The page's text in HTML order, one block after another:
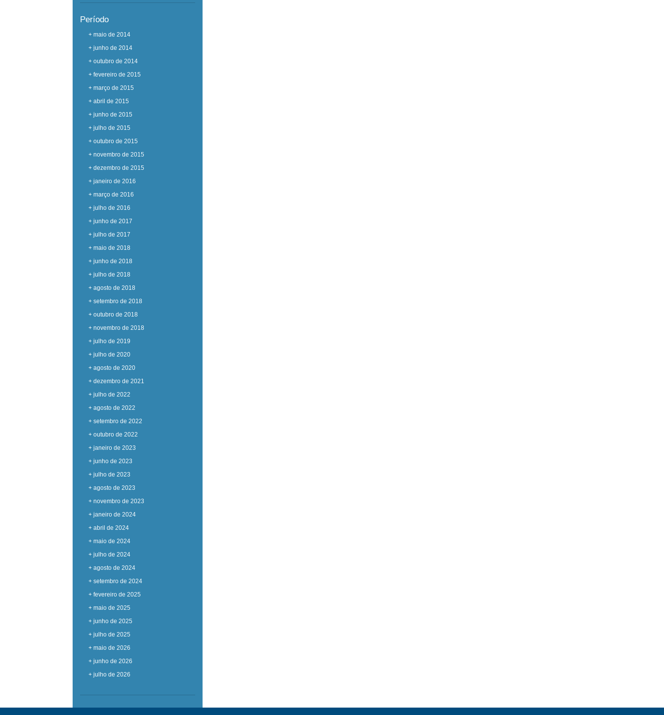
Período
+ maio de 2014
+ junho de 2014
+ outubro de 2014
+ fevereiro de 2015
+ março de 2015
+ abril de 2015
+ junho de 2015
+ julho de 2015
+ outubro de 2015
+ novembro de 2015
+ dezembro de 2015
+ janeiro de 2016
+ março de 2016
+ julho de 2016
+ junho de 2017
+ julho de 2017
+ maio de 2018
+ junho de 2018
+ julho de 2018
+ agosto de 2018
+ setembro de 2018
+ outubro de 2018
+ novembro de 2018
+ julho de 2019
+ julho de 2020
+ agosto de 2020
+ dezembro de 2021
+ julho de 2022
+ agosto de 2022
+ setembro de 2022
+ outubro de 2022
+ janeiro de 2023
+ junho de 2023
+ julho de 2023
+ agosto de 2023
+ novembro de 2023
+ janeiro de 2024
+ abril de 2024
+ maio de 2024
+ julho de 2024
+ agosto de 2024
+ setembro de 2024
+ fevereiro de 2025
+ maio de 2025
+ junho de 2025
+ julho de 2025
+ maio de 2026
+ junho de 2026
+ julho de 2026